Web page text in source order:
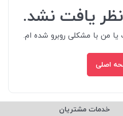
یافت نشد.
من با مشکلی روبرو شده ام.
اصلی
خدمات مشتریان